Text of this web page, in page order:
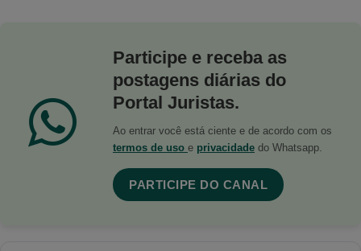
Participe e receba as
postagens diárias do
Portal Juristas.
Ao entrar você está ciente e de acordo com os
termos de uso e privacidade do Whatsapp.
PARTICIPE DO CANAL